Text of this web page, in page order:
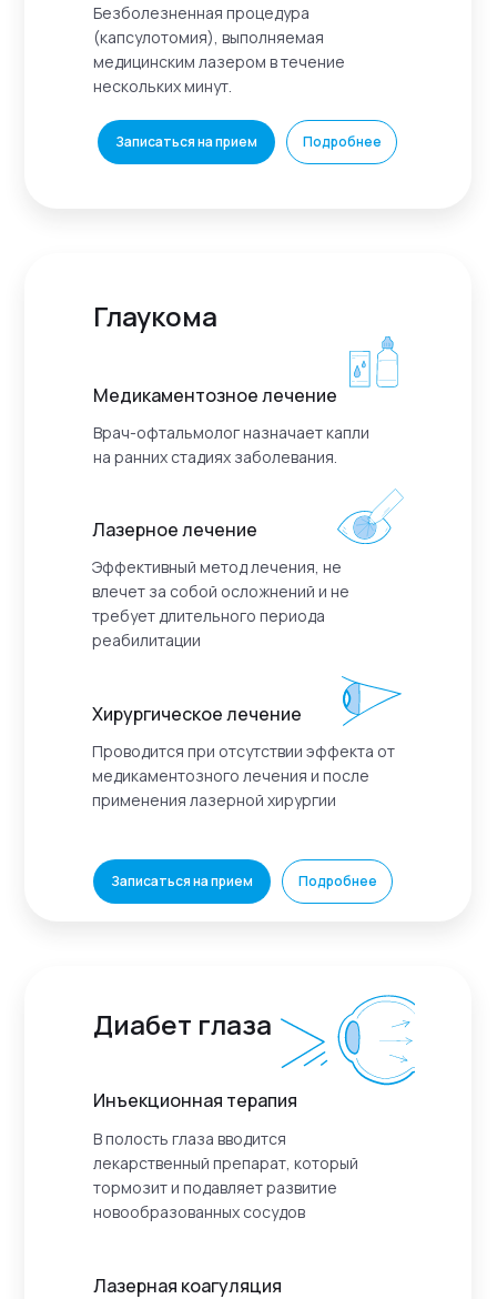
Записаться на прием Подробнее
Безболезненная процедура
(капсулотомия), выполняемая
медицинским лазером в течение
нескольких минут.
Диабет глаза
Глаукома
Медикаментозное лечение
Врач-офтальмолог назначает капли
на ранних стадиях заболевания.
Записаться на прием Подробнее
Лазерная коагуляция
Инъекционная терапия
В полость глаза вводится
лекарственный препарат, который
тормозит и подавляет развитие
новообразованных сосудов
Лазерное лечение
Эффективный метод лечения, не
влечет за собой осложнений и не
требует длительного периода
реабилитации
Хирургическое лечение
Проводится при отсутствии эффекта от
медикаментозного лечения и после
применения лазерной хирургии